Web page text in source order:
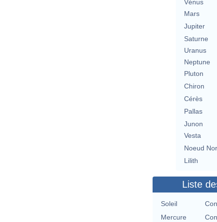
Vénus
Mars
Jupiter
Saturne
Uranus
Neptune
Pluton
Chiron
Cérès
Pallas
Junon
Vesta
Noeud
Lilith
Liste
Soleil
Mercure